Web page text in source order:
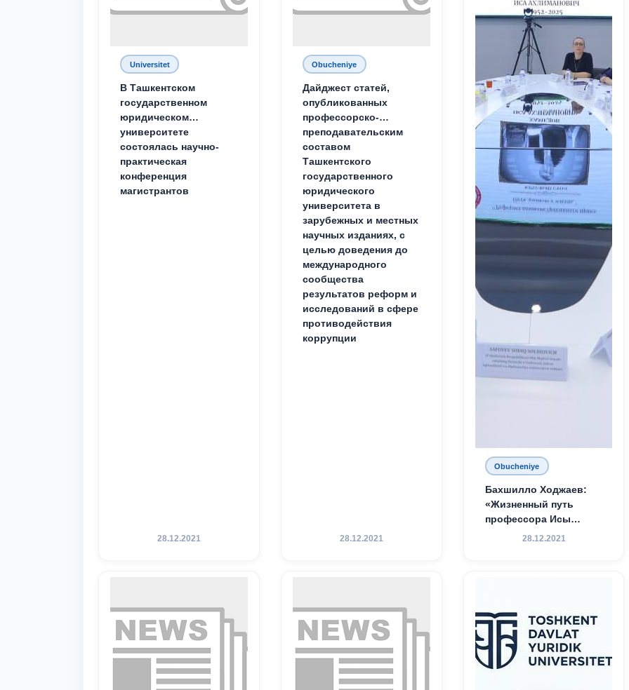
Universitet
В Ташкентском
государственном
юридическом
университете
состоялась научно-
практическая
конференция
магистрантов
28.12.2021
Obucheniye
Дайджест статей,
опубликованных
профессорско-
преподавательским
составом
Ташкентского
государственного
юридического
университета в
зарубежных и местных
научных изданиях, с
целью доведения до
международного
сообщества
результатов реформ и
исследований в сфере
противодействия
коррупции
28.12.2021
Obucheniye
Бахшилло Ходжаев:
«Жизненный путь
профессора Исы
Хамедова — яркий
28.12.2021